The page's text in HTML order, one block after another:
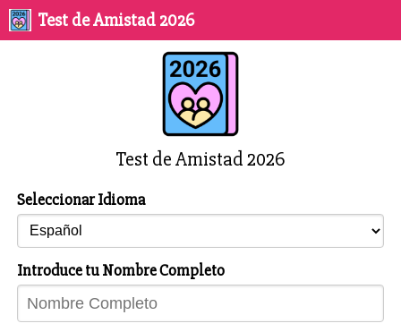
Test de Amistad 2026
Test de Amistad 2026
Seleccionar Idioma
Introduce tu Nombre Completo